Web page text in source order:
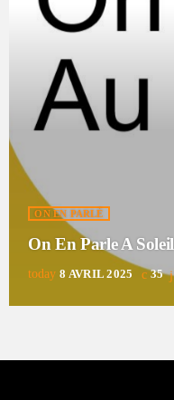
ON EN PARLÉ
On En Parle A Soleil
today 8 AVRIL 2025 35